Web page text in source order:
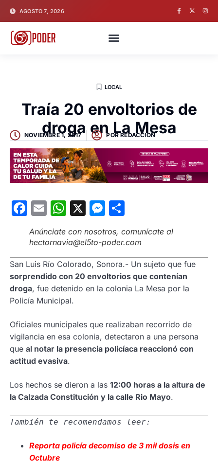
AGOSTO 7, 2026
LOCAL
Traía 20 envoltorios de
droga en La Mesa
NOVIEMBRE 1, 2017 PORREDACCION
Facebook
EmailWhatsApp
X Messenger
Anúnciate con nosotros, comunícate al
hectornavia@el5to-poder.com
San Luis Río Colorado, Sonora.- Un sujeto que fue
sorprendido con 20 envoltorios que contenían
droga, fue detenido en la colonia La Mesa por la
Policía Municipal.
Oficiales municipales que realizaban recorrido de
vigilancia en esa colonia, detectaron a una persona
que al notar la presencia policíaca reaccionó con
actitud evasiva.
Los hechos se dieron a las 12:00 horas a la altura de
la Calzada Constitución y la calle Rio Mayo.
También te recomendamos leer:
Reporta policía decomiso de 3 mil dosis en
Octubre